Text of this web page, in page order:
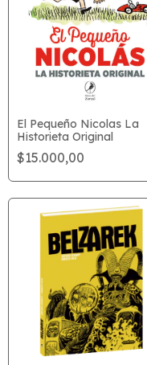
El Pequeño Nicolas La
Historieta Original
$15.000,00